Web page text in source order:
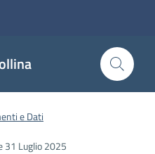
e Dati
31 Luglio 2025